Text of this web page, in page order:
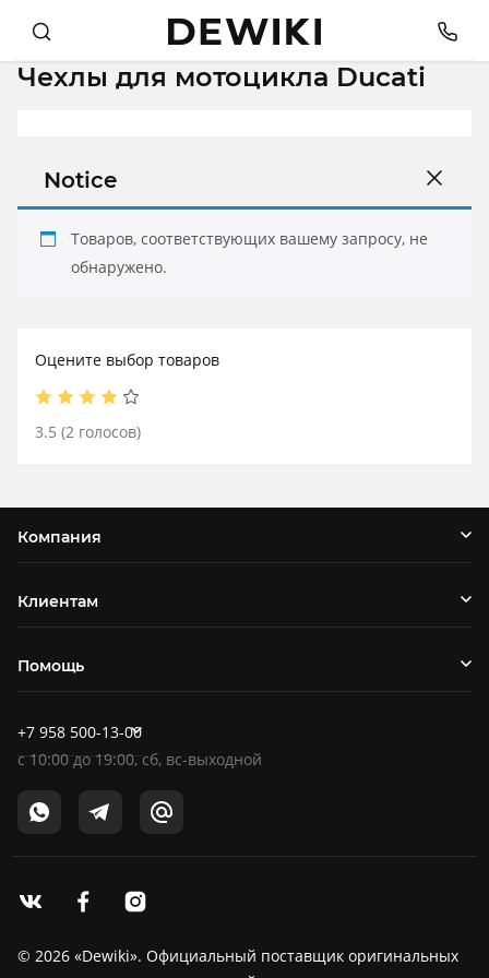
Чехлы для мотоцикла Ducati
Notice
Товаров, соответствующих вашему запросу, не
обнаружено.
Оцените выбор товаров
3.5 (2 голосов)
Компания
Клиентам
Помощь
+7 958 500-13-00
c10:00до19:00, сб, вс-выходной
© 2026 «Dewiki». Официальный поставщик оригинальных